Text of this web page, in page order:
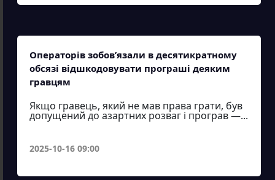
Операторів зобов’язали в десятикратному
обсязі відшкодовувати програші деяким
гравцям
Якщо гравець, який не мав права грати, був
допущений до азартних розваг і програв —...
2025-10-16 09:00